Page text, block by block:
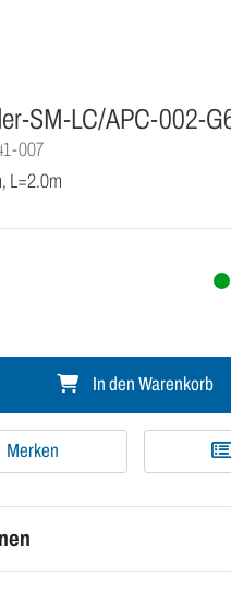
SM-LC/APC-002-
007
L=2.0m
In den Warenkorb
Merken